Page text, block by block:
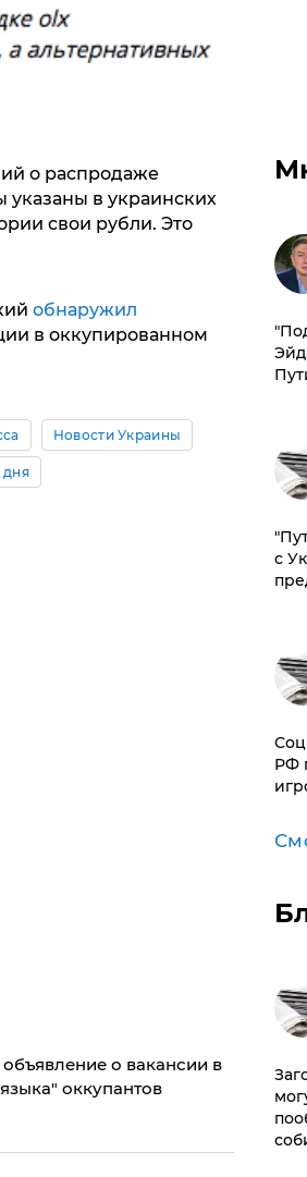
о распродаже
указаны в украинских
свои рубли. Это
обнаружил
в оккупированном
Новости Украины
дня
о вакансии в
оккупантов
с
РФ